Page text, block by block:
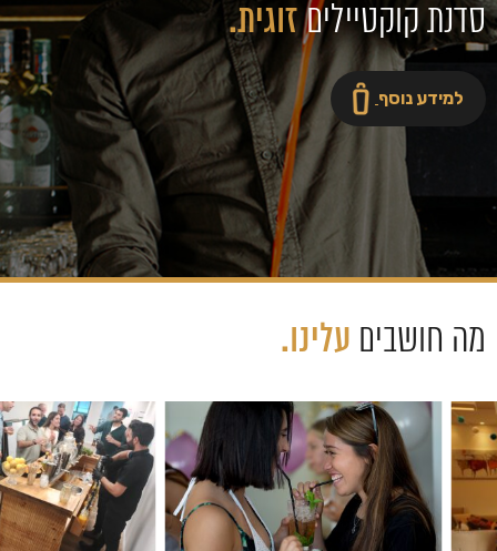
סדנת קוקטייליםזוגית.
למידע נוסף
מה חושבים עלינו.